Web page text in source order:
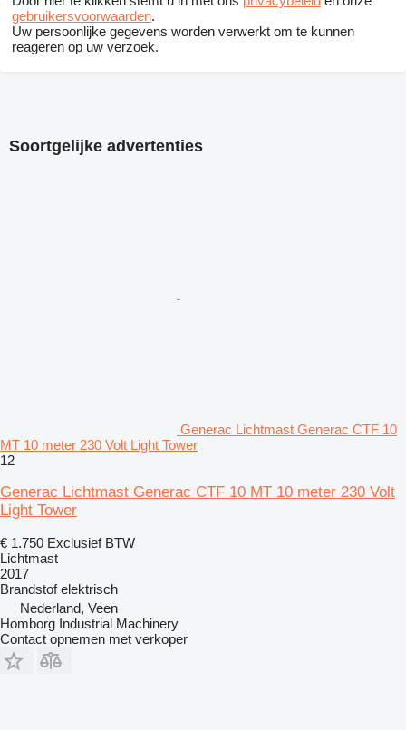
gebruikersvoorwaarden.
Uw persoonlijke gegevens worden verwerkt om te kunnen
reageren op uw verzoek.
Soortgelijke advertenties
Generac Lichtmast Generac CTF 10
MT 10 meter 230 Volt Light Tower
12
Generac Lichtmast Generac CTF 10 MT 10 meter 230 Volt
Light Tower
€ 1.750 Exclusief BTW
Lichtmast
2017
Brandstof elektrisch
Nederland, Veen
Homborg Industrial Machinery
Contact opnemen met verkoper